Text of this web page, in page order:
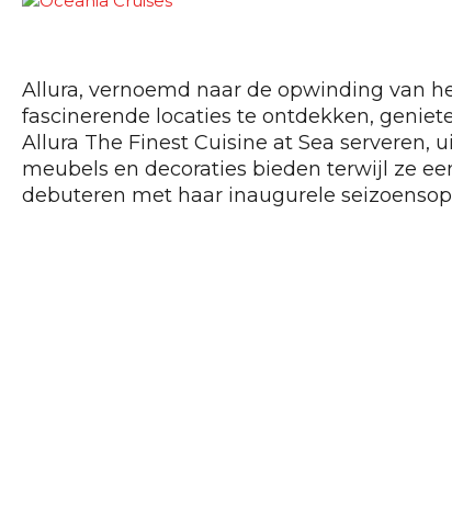
Allura, vernoemd naar de opwinding van
fascinerende locaties te ontdekken,
Allura The Finest Cuisine at Sea
meubels en decoraties bieden terwijl ze
debuteren met haar inaugurele